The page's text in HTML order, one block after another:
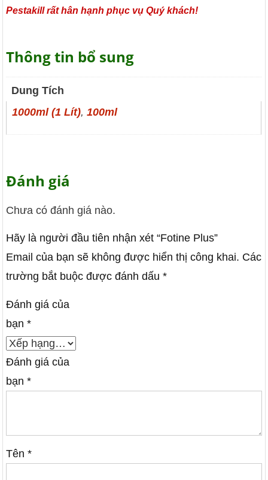
Pestakill rất hân hạnh phục vụ Quý khách!
Thông tin bổ sung
Dung Tích
1000ml (1 Lít),100ml
Đánh giá
Chưa có đánh giá nào.
Hãy là người đầu tiên nhận xét “Fotine Plus”
Email của bạn sẽ không được hiển thị công khai. Các
trường bắt buộc được đánh dấu*
Đánh giá của
bạn*
Đánh giá của
bạn*
Tên*